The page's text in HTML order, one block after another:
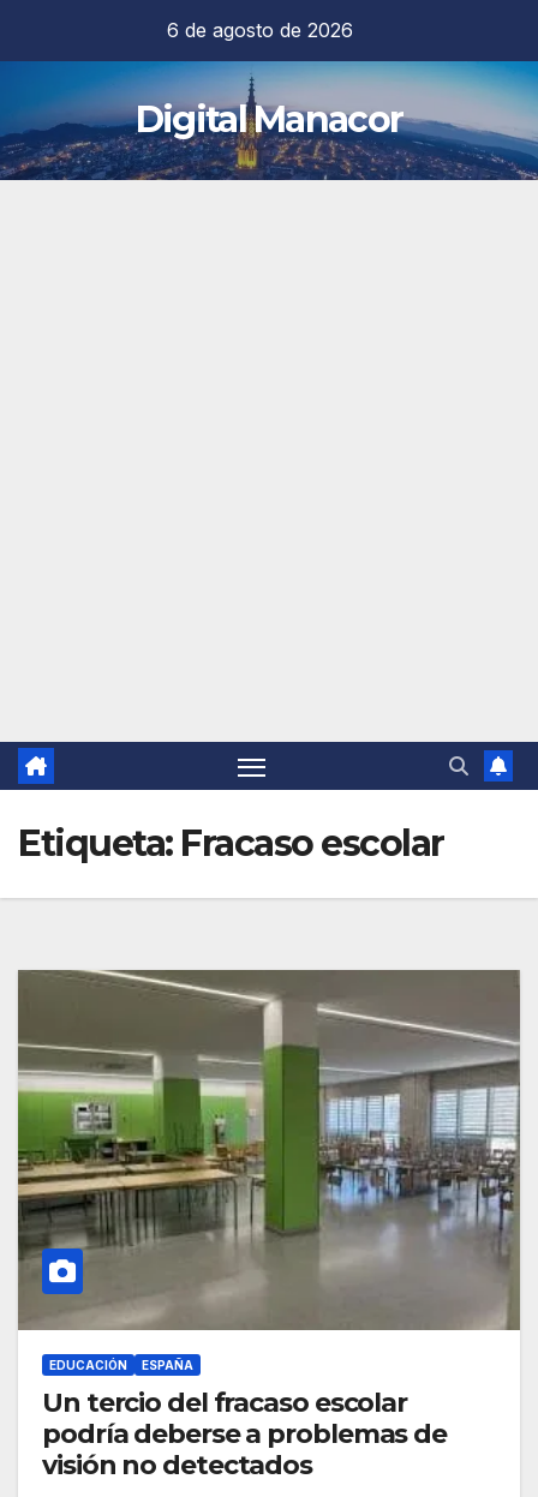
contenido
6 de agosto de 2026
Digital Manacor
Etiqueta: Fracaso escolar
EDUCACIÓN ESPAÑA
Un tercio del fracaso escolar
podría deberse a problemas de
visión no detectados